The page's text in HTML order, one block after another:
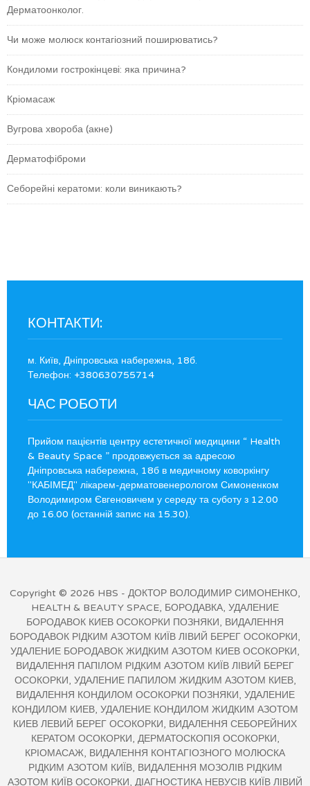
Дерматоонколог.
Чи може молюск контагіозний поширюватись?
Кондиломи гострокінцеві: яка причина?
Кріомасаж
Вугрова хвороба (акне)
Дерматофіброми
Себорейні кератоми: коли виникають?
КОНТАКТИ:
м. Київ, Дніпровська набережна, 18б.
Телефон: +380630755714
ЧАС РОБОТИ
Прийом пацієнтів центру естетичної медицини “ Health
& Beauty Space ” продовжується за адресою
Дніпровська набережна, 18б в медичному коворкінгу
"КАБІМЕД" лікарем-дерматовенерологом Симоненком
Володимиром Євгеновичем у середу та суботу з 12.00
до 16.00 (останній запис на 15.30).
Copyright © 2026 HBS - ДОКТОР ВОЛОДИМИР СИМОНЕНКО,
HEALTH & BEAUTY SPACE, БОРОДАВКА, УДАЛЕНИЕ
БОРОДАВОК КИЕВ ОСОКОРКИ ПОЗНЯКИ, ВИДАЛЕННЯ
БОРОДАВОК РІДКИМ АЗОТОМ КИЇВ ЛІВИЙ БЕРЕГ ОСОКОРКИ,
УДАЛЕНИЕ БОРОДАВОК ЖИДКИМ АЗОТОМ КИЕВ ОСОКОРКИ,
ВИДАЛЕННЯ ПАПІЛОМ РІДКИМ АЗОТОМ КИЇВ ЛІВИЙ БЕРЕГ
ОСОКОРКИ, УДАЛЕНИЕ ПАПИЛОМ ЖИДКИМ АЗОТОМ КИЕВ,
ВИДАЛЕННЯ КОНДИЛОМ ОСОКОРКИ ПОЗНЯКИ, УДАЛЕНИЕ
КОНДИЛОМ КИЕВ, УДАЛЕНИЕ КОНДИЛОМ ЖИДКИМ АЗОТОМ
КИЕВ ЛЕВИЙ БЕРЕГ ОСОКОРКИ, ВИДАЛЕННЯ СЕБОРЕЙНИХ
КЕРАТОМ ОСОКОРКИ, ДЕРМАТОСКОПІЯ ОСОКОРКИ,
КРІОМАСАЖ, ВИДАЛЕННЯ КОНТАГІОЗНОГО МОЛЮСКА
РІДКИМ АЗОТОМ КИЇВ, ВИДАЛЕННЯ МОЗОЛІВ РІДКИМ
АЗОТОМ КИЇВ ОСОКОРКИ, ДІАГНОСТИКА НЕВУСІВ КИЇВ ЛІВИЙ